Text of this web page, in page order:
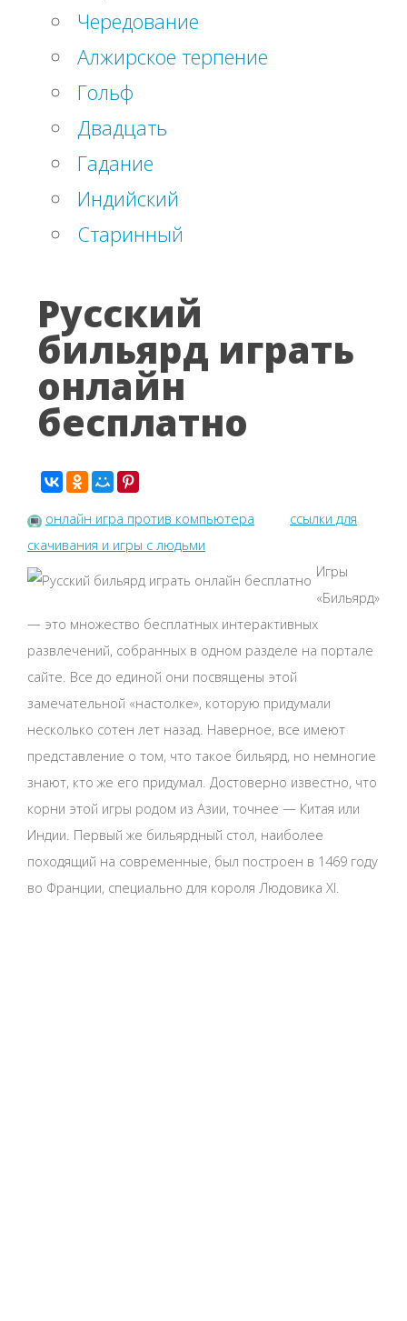
Чередование
Алжирское терпение
Гольф
Двадцать
Гадание
Индийский
Старинный
Русский
бильярд играть
онлайн
бесплатно
онлайн игра против компьютера
ссылки для
скачивания и игры с людьми
Игры
«Бильярд»
— это множество бесплатных интерактивных
развлечений, собранных в одном разделе на портале
сайте. Все до единой они посвящены этой
замечательной «настолке», которую придумали
несколько сотен лет назад. Наверное, все имеют
представление о том, что такое бильярд, но немногие
знают, кто же его придумал. Достоверно известно, что
корни этой игры родом из Азии, точнее — Китая или
Индии. Первый же бильярдный стол, наиболее
походящий на современные, был построен в 1469 году
во Франции, специально для короля Людовика XI.